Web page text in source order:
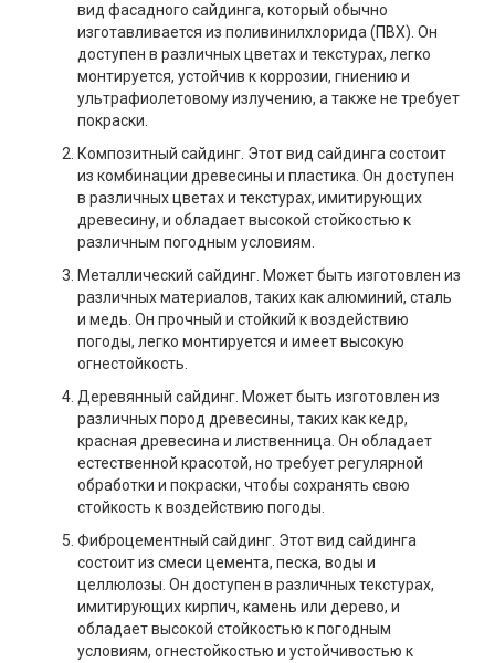
вид фасадного сайдинга, который обычно
изготавливается из поливинилхлорида (ПВХ). Он
доступен в различных цветах и текстурах, легко
монтируется, устойчив к коррозии, гниению и
ультрафиолетовому излучению, а также не требует
покраски.
Композитный сайдинг. Этот вид сайдинга состоит
из комбинации древесины и пластика. Он доступен
в различных цветах и текстурах, имитирующих
древесину, и обладает высокой стойкостью к
различным погодным условиям.
Металлический сайдинг. Может быть изготовлен из
различных материалов, таких как алюминий, сталь
и медь. Он прочный и стойкий к воздействию
погоды, легко монтируется и имеет высокую
огнестойкость.
Деревянный сайдинг. Может быть изготовлен из
различных пород древесины, таких как кедр,
красная древесина и лиственница. Он обладает
естественной красотой, но требует регулярной
обработки и покраски, чтобы сохранять свою
стойкость к воздействию погоды.
Фиброцементный сайдинг. Этот вид сайдинга
состоит из смеси цемента, песка, воды и
целлюлозы. Он доступен в различных текстурах,
имитирующих кирпич, камень или дерево, и
обладает высокой стойкостью к погодным
условиям, огнестойкостью и устойчивостью к